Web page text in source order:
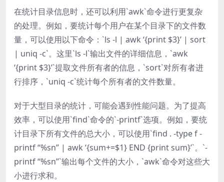
在统计目录信息时，还可以利用`awk`命令进行更复杂
的处理。例如，要统计每个用户在某个目录下的文件数
量，可以使用以下命令：`ls -l | awk ‘{print $3}’ | sort
| uniq -c`。这里`ls -l`输出文件的详细信息，`awk
‘{print $3}’`提取文件所有者的信息，`sort`对所有者进
行排序，`uniq -c`统计每个所有者的文件数量。
对于大型目录的统计，可能会遇到性能问题。为了提高
效率，可以使用`find`命令的`-printf`选项。例如，要统
计目录下所有文件的总大小，可以使用`find . -type f -
printf “%sn” | awk ‘{sum+=$1} END {print sum}’`。`-
printf “%sn”`输出每个文件的大小，`awk`命令对这些大
小进行求和。